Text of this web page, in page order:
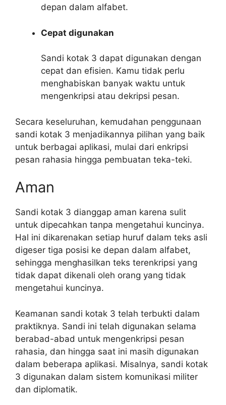
depan dalam alfabet.
Cepat digunakan
Sandi kotak 3 dapat digunakan dengan
cepat dan efisien. Kamu tidak perlu
menghabiskan banyak waktu untuk
mengenkripsi atau dekripsi pesan.
Secara keseluruhan, kemudahan penggunaan
sandi kotak 3 menjadikannya pilihan yang baik
untuk berbagai aplikasi, mulai dari enkripsi
pesan rahasia hingga pembuatan teka-teki.
Aman
Sandi kotak 3 dianggap aman karena sulit
untuk dipecahkan tanpa mengetahui kuncinya.
Hal ini dikarenakan setiap huruf dalam teks asli
digeser tiga posisi ke depan dalam alfabet,
sehingga menghasilkan teks terenkripsi yang
tidak dapat dikenali oleh orang yang tidak
mengetahui kuncinya.
Keamanan sandi kotak 3 telah terbukti dalam
praktiknya. Sandi ini telah digunakan selama
berabad-abad untuk mengenkripsi pesan
rahasia, dan hingga saat ini masih digunakan
dalam beberapa aplikasi. Misalnya, sandi kotak
3 digunakan dalam sistem komunikasi militer
dan diplomatik.